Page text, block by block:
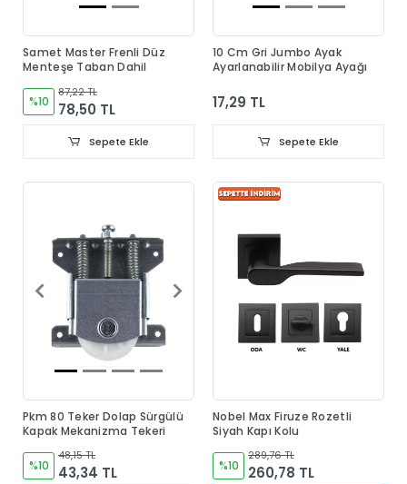
Samet Master Frenli Düz
Menteşe Taban Dahil
%10
87,22 TL
78,50 TL
Sepete Ekle
10 Cm Gri Jumbo Ayak
Ayarlanabilir Mobilya Ayağı
17,29 TL
Sepete Ekle
Pkm 80 Teker Dolap Sürgülü
Kapak Mekanizma Tekeri
%10
48,15 TL
43,34 TL
Nobel Max Firuze Rozetli
Siyah Kapı Kolu
%10
289,76 TL
260,78 TL